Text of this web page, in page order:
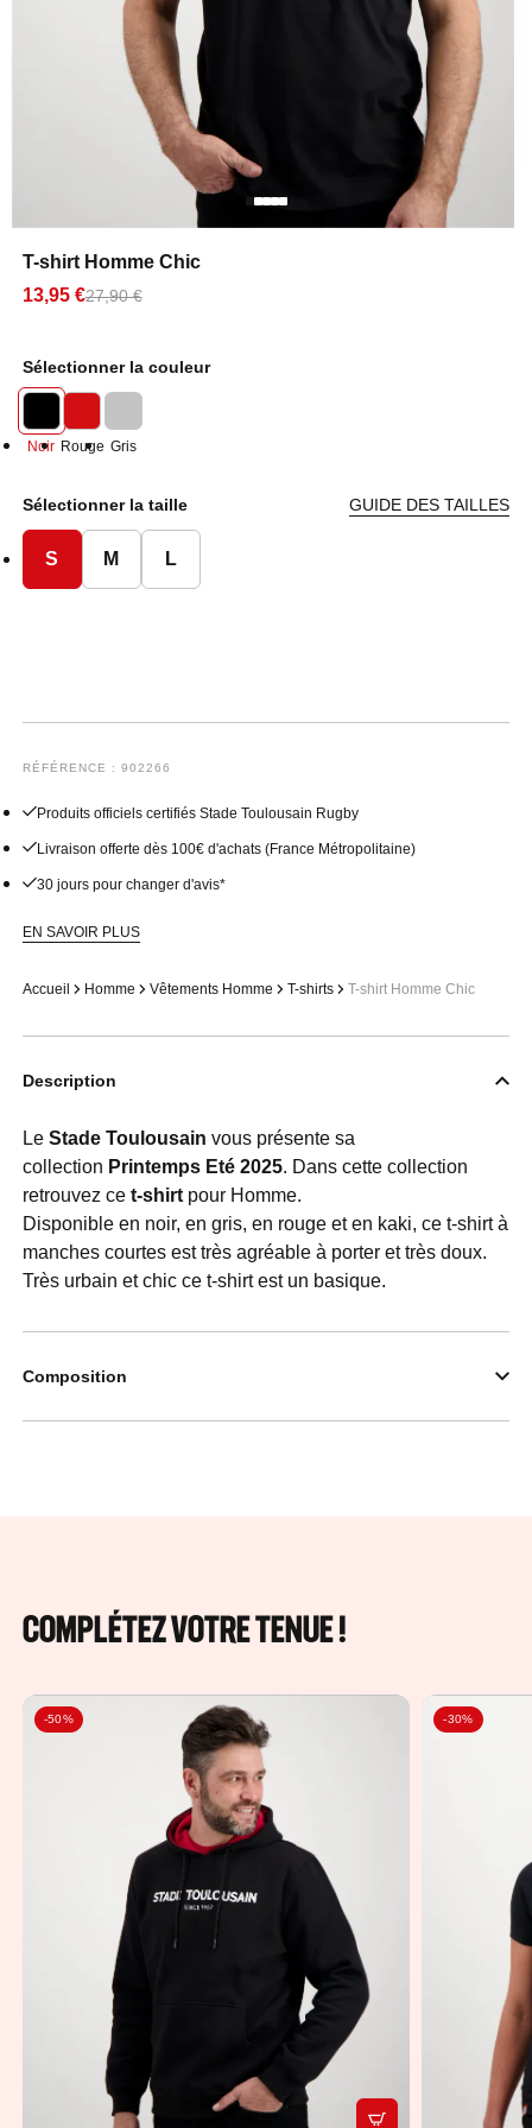
T-shirt Homme Chic
13,95 €27,90 €
Sélectionner la couleur
Noir Rouge Gris
Sélectionner la taille GUIDE DES TAILLES
S M L
RÉFÉRENCE : 902266
Produits officiels certifiés Stade Toulousain Rugby
Livraison offerte dès 100€ d'achats (France Métropolitaine)
30 jours pour changer d'avis*
EN SAVOIR PLUS
Accueil Homme Vêtements Homme T-shirts T-shirt Homme Chic
Description
Le Stade Toulousain vous présente sa
collection Printemps Eté 2025. Dans cette collection
retrouvez ce t-shirtpour Homme.
Disponible en noir, en gris, en rouge et en kaki, ce t-shirt à
manches courtes est très agréable à porter et très doux.
Très urbain et chic ce t-shirt est un basique.
Composition
COMPLÉTEZ VOTRE TENUE !
-50% -30%